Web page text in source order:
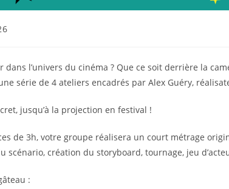
dans l’univers du cinéma ? Que ce soit derrière la
série de 4 ateliers encadrés par Alex Guéry,
jusqu’à la projection en festival !
de 3h, votre groupe réalisera un court métrage
scénario, création du storyboard, tournage, jeu
: